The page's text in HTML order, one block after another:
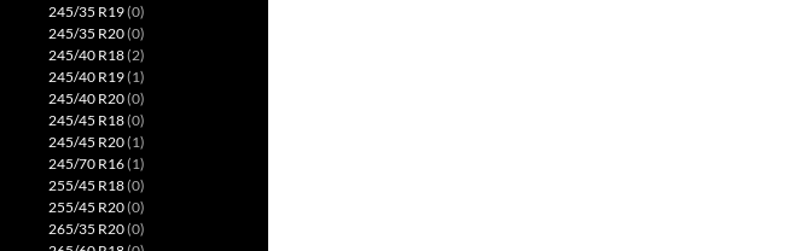
245/35 R19(0)
245/35 R20(0)
245/40 R18(2)
245/40 R19(1)
245/40 R20(0)
245/45 R18(0)
245/45 R20(1)
245/70 R16(1)
255/45 R18(0)
255/45 R20(0)
265/35 R20(0)